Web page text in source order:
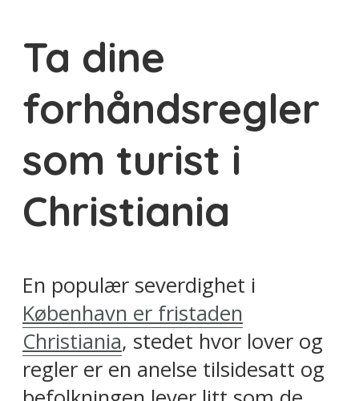
Ta dine
forhåndsregler
som turist i
Christiania
En populær severdighet i
København er fristaden
Christiania, stedet hvor lover og
regler er en anelse tilsidesatt og